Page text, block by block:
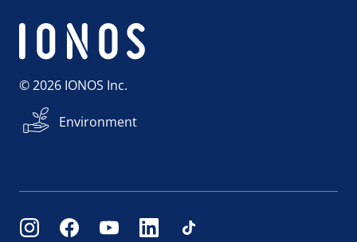
© 2026 IONOS Inc.
Environment